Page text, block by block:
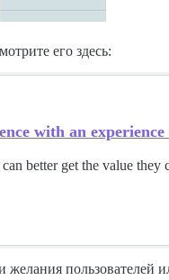
его здесь:
with an experience
better get the value
пользователей